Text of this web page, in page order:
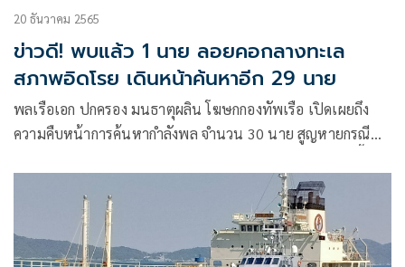
20 ธันวาคม 2565
ข่าวดี! พบแล้ว 1 นาย ลอยคอกลางทะเล
สภาพอิดโรย เดินหน้าค้นหาอีก 29 นาย
พลเรือเอก ปกครอง มนธาตุผลิน โฆษกกองทัพเรือ เปิดเผยถึง
ความคืบหน้าการค้นหากำลังพล จำนวน 30 นาย สูญหายกรณี
ตลอดวัน กองทัพเรือได้จัด เรือหลวงภูมิพลอดุลยเดช เรือหลวง
อ่างทอง เรือหลวงกระบุรี เรือหลวงนเรศวร และเครื่องบินลาด
ตระเวนทางทะเลแบบดอร์เนีย 2 เครื่อง